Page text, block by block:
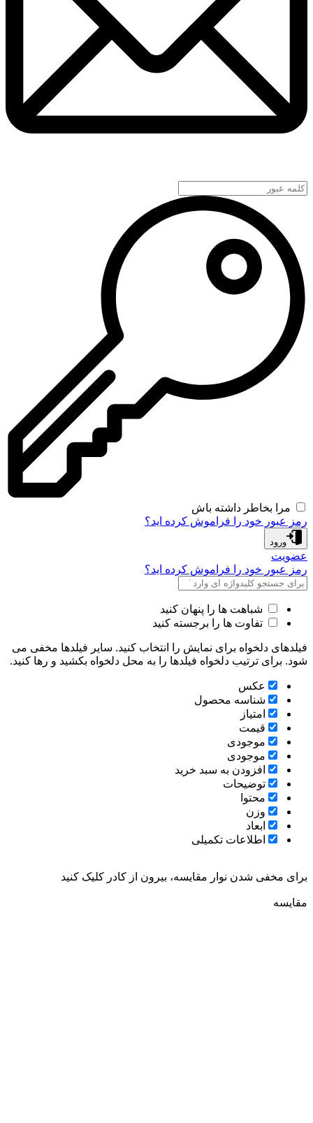
مرا بخاطر داشته باش
عبور خود را فراموش کرده اید؟
ورود
عبور خود را فراموش کرده اید؟
شباهت ها را پنهان کنید
تفاوت ها را برجسته کنید
دلخواه برای نمایش را انتخاب کنید. سایر فیلدها مخفی می
برای ترتیب دلخواه فیلدها را به محل دلخواه بکشید و رها کنید.
عكس
شناسه محصول
امتیاز
قیمت
موجودی
موجودی
افزودن به سبد خرید
توضیحات
محتوا
وزن
ابعاد
اطلاعات تکمیلی
مخفی شدن نوار مقایسه، بیرون از کادر کلیک کنید